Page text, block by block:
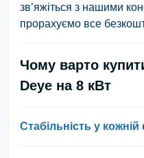
зв’яжіться з нашими
прорахуємо все
Чому варто
Deye на 8 кВт
Стабільність у кожній